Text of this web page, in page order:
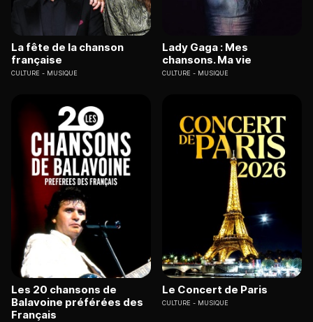
La fête de la chanson
française
CULTURE MUSIQUE
Lady Gaga : Mes
chansons. Ma vie
CULTURE MUSIQUE
Les 20 chansons de
Balavoine préférées des
Français
Le Concert de Paris
CULTURE MUSIQUE